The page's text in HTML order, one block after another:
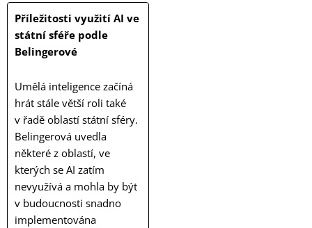
Příležitosti využití AI ve
státní sféře podle
Belingerové
Umělá inteligence začíná
hrát stále větší roli také
v řadě oblastí státní sféry.
Belingerová uvedla
některé z oblastí, ve
kterých se AI zatím
nevyužívá a mohla by být
v budoucnosti snadno
implementována